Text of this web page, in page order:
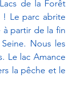
de la Forêt
! Le parc abrite
à partir de la fin
Nous les
Le lac Amance
la pêche et le